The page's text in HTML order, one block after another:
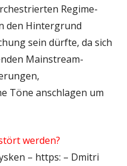
Regime-
den Hintergrund
sein dürfte, da sich
Mainstream-
Töne anschlagen um
werden?
– https: – Dmitri